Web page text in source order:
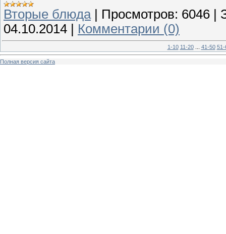
Вторые блюда | Просмотров: 6046 |
04.10.2014 | Комментарии (0)
1-10 11-20 41-50 51-
Полная версия сайта